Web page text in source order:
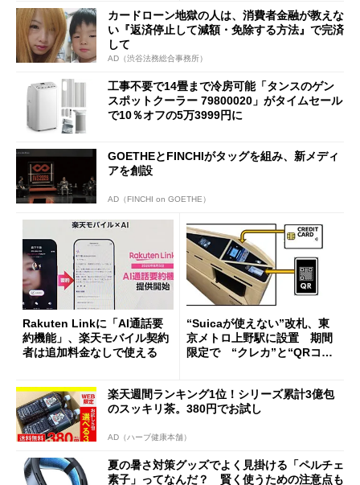
カードローン地獄の人は、消費者金融が教えな
い『返済停止して減額・免除する方法』で完済
して
AD（渋谷法務総合事務所）
工事不要で14畳まで冷房可能「タンスのゲン
スポットクーラー 79800020」がタイムセール
で10％オフの5万3999円に
GOETHEとFINCHIがタッグを組み、新メディ
アを創設
AD（FINCHI on GOETHE）
Rakuten Linkに「AI通話要
約機能」、楽天モバイル契約
者は追加料金なしで使える
“Suicaが使えない”改札、東
京メトロ上野駅に設置 期間
限定で “クレカ”と“QRコー
楽天週間ランキング1位！シリーズ累計3億包
のスッキリ茶。380円でお試し
AD（ハーブ健康本舗）
夏の暑さ対策グッズでよく見掛ける「ペルチェ
素子」ってなんだ？ 賢く使うための注意点も